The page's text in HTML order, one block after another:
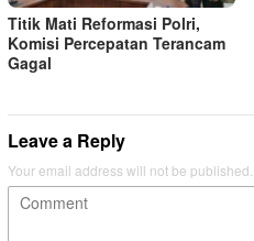
Titik Mati Reformasi Polri,
Komisi Percepatan Terancam
Gagal
Leave a Reply
Your email address will not be published.